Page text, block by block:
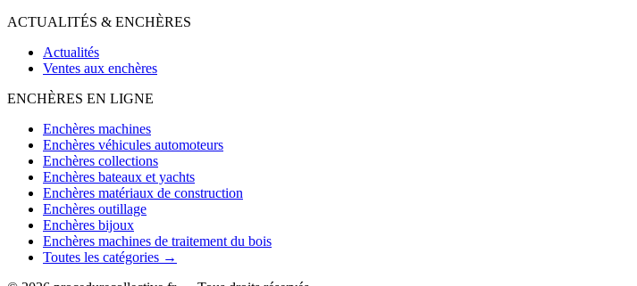
ACTUALITÉS & ENCHÈRES
Actualités
Ventes aux enchères
ENCHÈRES EN LIGNE
Enchères machines
Enchères véhicules automoteurs
Enchères collections
Enchères bateaux et yachts
Enchères matériaux de construction
Enchères outillage
Enchères bijoux
Enchères machines de traitement du bois
Toutes les catégories →